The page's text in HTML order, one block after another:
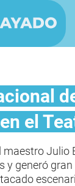
el
maestro Julio
y generó